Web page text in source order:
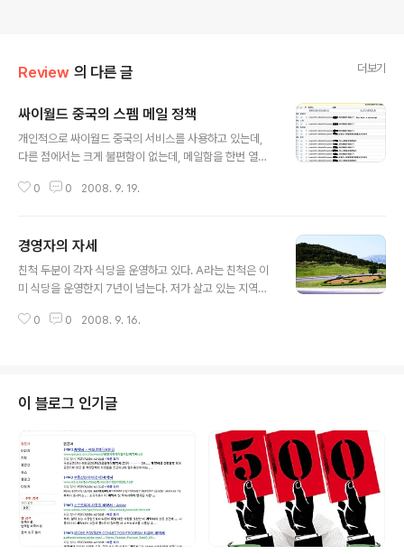
Review 의 다른 글 더보기
싸이월드 중국의 스펨 메일 정책
개인적으로 싸이월드 중국의 서비스를 사용하고 있는데,
다른 점에서는 크게 불편함이 없는데, 메일함을 한번 열어
래 메일함을 캡처한 증거?자료... 우의 캡처 그림을 보면 알
아이디어는 좋습니다. 싸이를 자주 사용하지 않는 사람들
을 위한 배려 혹은 싸이의 고객을 유치하기 위한 전략이라
고 친다면...똑 같은 쪽지가 도착했다는 소식을 전하는 싸이
5,admin8등등... 저처럼 싸이를 자주 사용하는 사람은 사
0 0 2008. 9. 19.
경영자의 자세
친척 두분이 각자 식당을 운영하고 있다. A라는 친척은 이
미 식당을 운영한지 7년이 넘는다. 저가 살고 있는 지역에
식당을 운영하기 시작했다. 평소에 친척 A집의 식당에 가
꽤 맘에 들기 때문이다. 서비스도 좋고, 맛도 좋고 해서...언
젠가는 친척 A가 저보고 친척 B가 운영하는 식당 상황이
별로 좋지 않으니, 매출도 올릴겸 친구들 데리고 거기 가서
식사하라고 권유한다(혼자가 아닌 이상 돈을 내고 식사
함). 그래서 친구들 데리고 식사하러 갔다. 가서 이것 저것
가득 주문해서 먹고..
0 0 2008. 9. 16.
이 블로그 인기글